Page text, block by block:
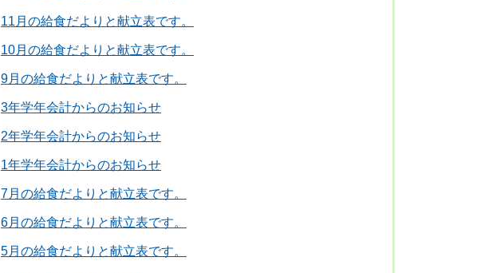
11月の給食だよりと献立表です。
10月の給食だよりと献立表です。
9月の給食だよりと献立表です。
3年学年会計からのお知らせ
2年学年会計からのお知らせ
1年学年会計からのお知らせ
7月の給食だよりと献立表です。
6月の給食だよりと献立表です。
5月の給食だよりと献立表です。